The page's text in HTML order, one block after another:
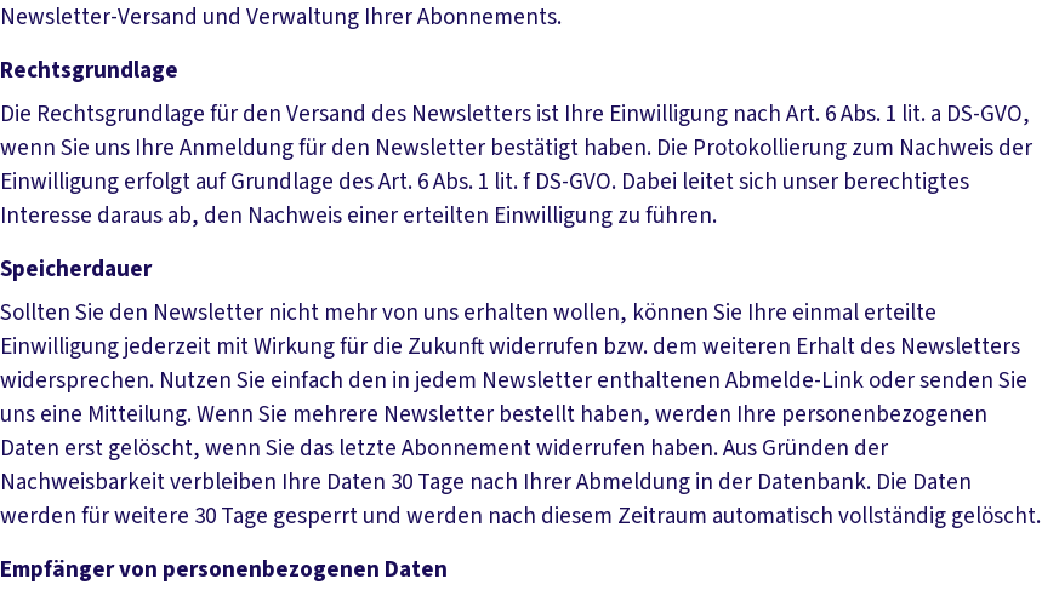
Newsletter-Versand und Verwaltung Ihrer Abonnements.
Rechtsgrundlage
Die Rechtsgrundlage für den Versand des Newsletters ist Ihre Einwilligung nach Art. 6 Abs. 1 lit. a DS-GVO,
wenn Sie uns Ihre Anmeldung für den Newsletter bestätigt haben. Die Protokollierung zum Nachweis der
Einwilligung erfolgt auf Grundlage des Art. 6 Abs. 1 lit. f DS-GVO. Dabei leitet sich unser berechtigtes
Interesse daraus ab, den Nachweis einer erteilten Einwilligung zu führen.
Speicherdauer
Sollten Sie den Newsletter nicht mehr von uns erhalten wollen, können Sie Ihre einmal erteilte
Einwilligung jederzeit mit Wirkung für die Zukunft widerrufen bzw. dem weiteren Erhalt des Newsletters
widersprechen. Nutzen Sie einfach den in jedem Newsletter enthaltenen Abmelde-Link oder senden Sie
uns eine Mitteilung. Wenn Sie mehrere Newsletter bestellt haben, werden Ihre personenbezogenen
Daten erst gelöscht, wenn Sie das letzte Abonnement widerrufen haben. Aus Gründen der
Nachweisbarkeit verbleiben Ihre Daten 30 Tage nach Ihrer Abmeldung in der Datenbank. Die Daten
werden für weitere 30 Tage gesperrt und werden nach diesem Zeitraum automatisch vollständig gelöscht.
Empfänger von personenbezogenen Daten